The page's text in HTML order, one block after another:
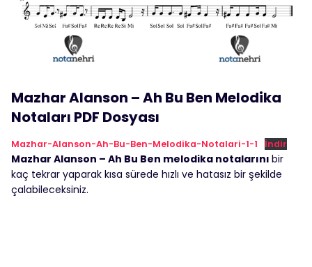
Mazhar Alanson – Ah Bu Ben Melodika
Notaları PDF Dosyası
Mazhar-Alanson-Ah-Bu-Ben-Melodika-Notalari-1-1 İndir
Mazhar Alanson – Ah Bu Ben melodika notalarını bir
kaç tekrar yaparak kısa sürede hızlı ve hatasız bir şekilde
çalabileceksiniz.